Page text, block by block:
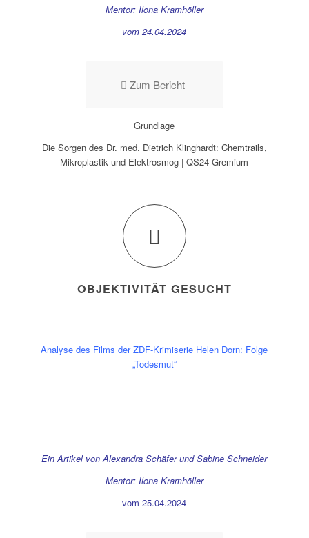
Mentor: Ilona Kramhöller
vom 24.04.2024
Zum Bericht
Grundlage
Die Sorgen des Dr. med. Dietrich Klinghardt: Chemtrails,
Mikroplastik und Elektrosmog | QS24 Gremium
OBJEKTIVITÄT GESUCHT
Analyse des Films der ZDF-Krimiserie Helen Dorn: Folge
„Todesmut“
Ein Artikel von Alexandra Schäfer und Sabine Schneider
Mentor: Ilona Kramhöller
vom 25.04.2024